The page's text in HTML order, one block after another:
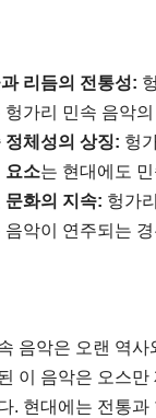
리듬의 전통성:
헝가리 민속 음악
정체성의 상징: 헝
요소는 현대에도
문화의 지속: 헝가
음악이 연주되는
음악은 오랜 역
이 음악은 오스
. 현대에는 전통